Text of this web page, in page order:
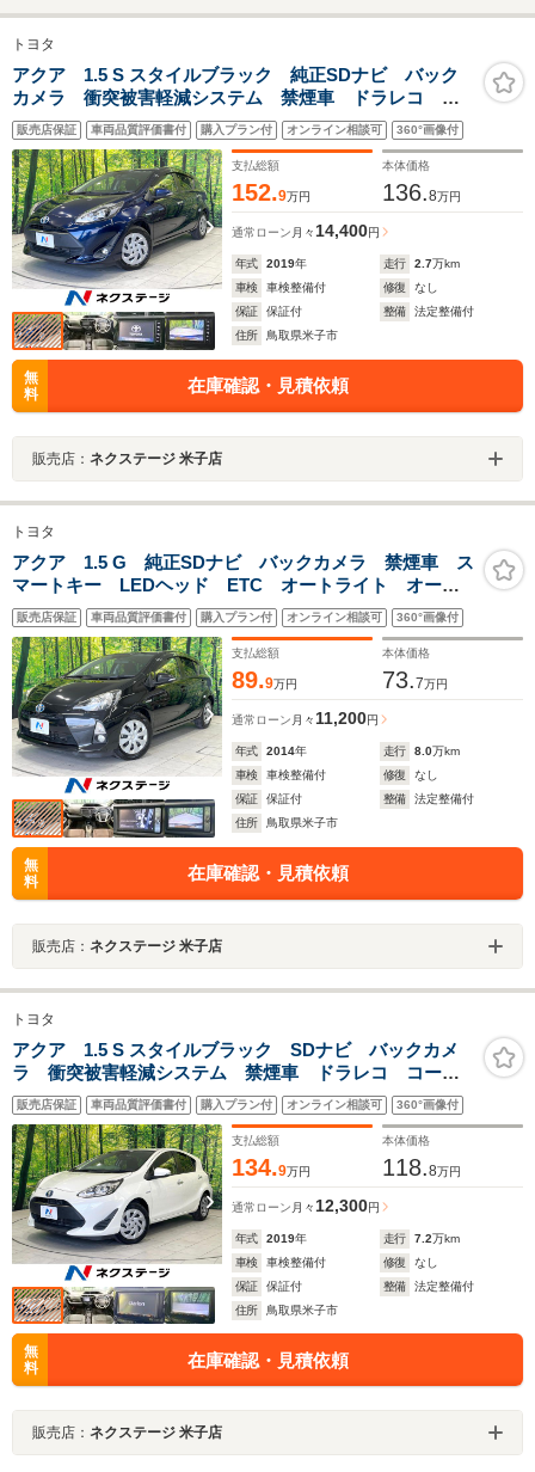
LEDヘッド ビルトイ
ンETC 純正18イン
チアルミ オートライ
ト オートエアコン
Bluetooth
ーセンサー スマート
正15インチAW オー
トハイビーム 車線逸
脱警報 オーディオ
パワーウィンドウ
ミラー・ステ
ット・ベンチ
パワーウィン
2023年式タイ
トヨタ
アクア 1.5 S スタイルブラック 純正SDナビ バック
カメラ 衝突被害軽減システム 禁煙車 ドラレコ ス
マートキー LEDヘッド ETC オートハイビーム オ
ートライト オートエアコン Bluetooth CD DVD再
生 フルセグ
販売店保証 車両品質評価書付 購入プラン付 オンライン相談可 360°画像付
支払総額
152.9万円
本体価格
136.8万円
通常ローン 月々 14,400円
年式 2019年 走行 2.7万km
車検
車検整備付 修復
なし
保証
保証付 整備
法定整備付
住所
鳥取県米子市
無
料
在庫確認・見積依頼
販売店： ネクステージ 米子店
トヨタ
アクア 1.5 G 純正SDナビ バックカメラ 禁煙車 ス
マートキー LEDヘッド ETC オートライト オート
エアコン Bluetooth CD DVD再生 フルセグ
販売店保証 車両品質評価書付 購入プラン付 オンライン相談可 360°画像付
支払総額
89.9万円
本体価格
73.7万円
通常ローン 月々 11,200円
年式 2014年 走行 8.0万km
車検
車検整備付 修復
なし
保証
保証付 整備
法定整備付
住所
鳥取県米子市
無
料
在庫確認・見積依頼
販売店： ネクステージ 米子店
トヨタ
アクア 1.5 S スタイルブラック SDナビ バックカメ
ラ 衝突被害軽減システム 禁煙車 ドラレコ コーナ
ーセンサー スマートキー ETC オートハイビーム
車線逸脱警報 オートライト オートエアコン
販売店保証 車両品質評価書付 購入プラン付 オンライン相談可 360°画像付
支払総額
134.9万円
本体価格
118.8万円
通常ローン 月々 12,300円
年式 2019年 走行 7.2万km
車検
車検整備付 修復
なし
保証
保証付 整備
法定整備付
住所
鳥取県米子市
無
料
在庫確認・見積依頼
販売店： ネクステージ 米子店